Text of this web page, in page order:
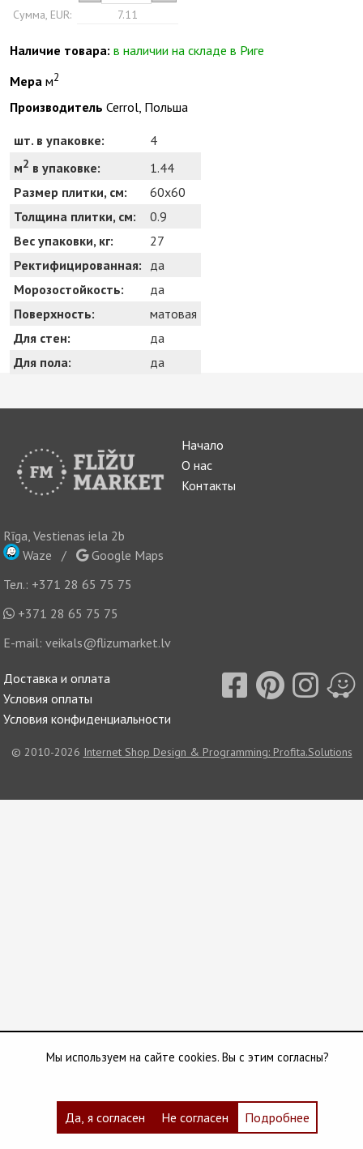
Сумма, EUR: 7.11
Наличие товара: в наличии на складе в Риге
Мера м2
Производитель Cerrol, Польша
шт. в упаковке:
4
м2 в упаковке:
1.44
Размер плитки, см:
60x60
Толщина плитки, см:
0.9
Вес упаковки, кг:
27
Ректифицированная: да
Морозостойкость:
да
Поверхность:
матовая
Для стен:
да
Для пола:
да
Rīga, Vestienas iela 2b
Waze /
Google Maps
Тел.: +371 28 65 75 75
+371 28 65 75 75
E-mail:veikals@flizumarket.lv
Начало
О нас
Контакты
Доставка и оплата
Условия оплаты
Условия конфиденциальности
© 2010-2026 Internet Shop Design & Programming: Profita.Solutions
Мы используем на сайте cookies. Вы с этим согласны?
Да, я согласен Не согласен Подробнее